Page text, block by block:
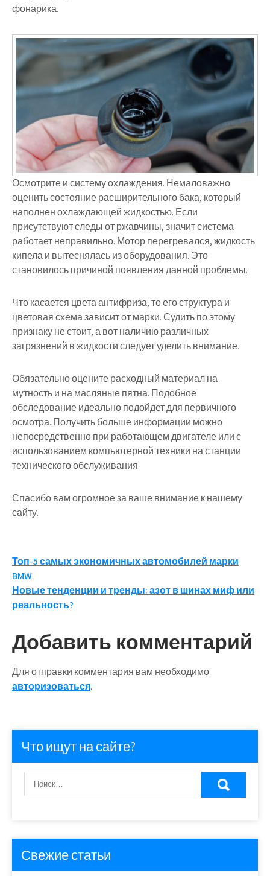
фонарика.
Осмотрите и систему охлаждения. Немаловажно
оценить состояние расширительного бака, который
наполнен охлаждающей жидкостью. Если
присутствуют следы от ржавчины, значит система
работает неправильно. Мотор перегревался, жидкость
кипела и вытеснялась из оборудования. Это
становилось причиной появления данной проблемы.
Что касается цвета антифриза, то его структура и
цветовая схема зависит от марки. Судить по этому
признаку не стоит, а вот наличию различных
загрязнений в жидкости следует уделить внимание.
Обязательно оцените расходный материал на
мутность и на масляные пятна. Подобное
обследование идеально подойдет для первичного
осмотра. Получить больше информации можно
непосредственно при работающем двигателе или с
использованием компьютерной техники на станции
технического обслуживания.
Спасибо вам огромное за ваше внимание к нашему
сайту.
Навигация
по
записям
Топ-5 самых экономичных автомобилей марки
BMW
Новые тенденции и тренды: азот в шинах миф или
реальность?
Добавить комментарий
Для отправки комментария вам необходимо
авторизоваться.
Что ищут на сайте?
Свежие статьи